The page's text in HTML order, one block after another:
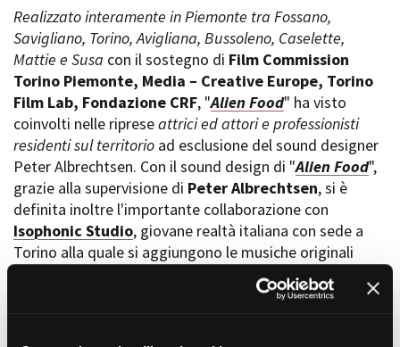
Società di produzione
Strutture di servizio
Professionisti
Attrici-Attori
Beginners
LOCATION GUIDE
FILM DATABASE
BOOK DATABASE
Nastri d’Argento
Premio Solinas
STRUMENTI
Location - Accedi al tuo
profilo
Location - Nuovo utente
Newsletter
Lavora con noi
Stage - Tirocini - Scuola e
Lavoro
Elenco Operatori Economici
per affidamento lavori in
economia
Realizzato interamente in Piemonte tra Fossano,
Savigliano, Torino, Avigliana, Bussoleno, Caselette,
Mattie e Susa con il sostegno di Film Commission
Torino Piemonte, Media – Creative Europe, Torino
Film Lab, Fondazione CRF, "Alien Food" ha visto
coinvolti nelle ripreseattrici ed attori e professionisti
residenti sul territorio ad esclusione del sound designer
Peter Albrechtsen. Con il sound design di "Alien Food",
grazie alla supervisione di Peter Albrechtsen, si è
definita inoltre l'importante collaborazione con
Isophonic Studio, giovane realtà italiana con sede a
Torino alla quale si aggiungono le musiche originali
Smokefade.